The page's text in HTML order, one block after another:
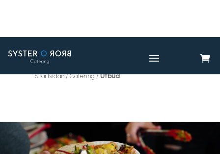

CATERING UTBUD
Startsidan / Catering /Utbud